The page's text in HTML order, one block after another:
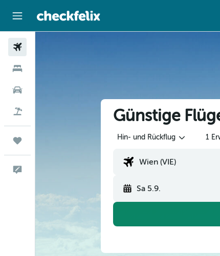
Günstige
Hin- und Rückflug 1
Sa 5.9.